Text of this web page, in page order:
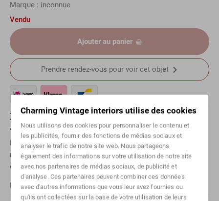
Charming Vintage interiors utilise des cookies
Nous utilisons des cookies pour personnaliser le contenu et
les publicités, fournir des fonctions de médias sociaux et
analyser le trafic de notre site web. Nous partageons
également des informations sur votre utilisation de notre site
avec nos partenaires de médias sociaux, de publicité et
d'analyse. Ces partenaires peuvent combiner ces données
avec d'autres informations que vous leur avez fournies ou
qu'ils ont collectées sur la base de votre utilisation de leurs
Marque : inconnue
Vendu
Ajouter au panier
Prendre rendez-vous pour voir cet objet
Des questions sur cet article ?
Vous souhaitez en savoir plus sur un article spécifique ?
Prenez simplementcontactavec nous ! Ou envoyez-nous un
message viaWhatsapp. N'oubliez pas de mentionner l'article
concerné.
Pour les envois internationaux, veuillezcontactnous.